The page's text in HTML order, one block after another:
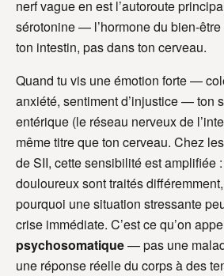
nerf vague en est l’autoroute
sérotonine — l’hormone du bien-
ton intestin, pas dans ton cerveau.
Quand tu vis une émotion forte —
anxiété, sentiment d’injustice — ton
entérique (le réseau nerveux de
même titre que ton cerveau. Chez
de SII, cette sensibilité est amplifiée
douloureux sont traités
pourquoi une situation stressante
crise immédiate. C’est ce qu’on
psychosomatique— pas une
une réponse réelle du corps à des